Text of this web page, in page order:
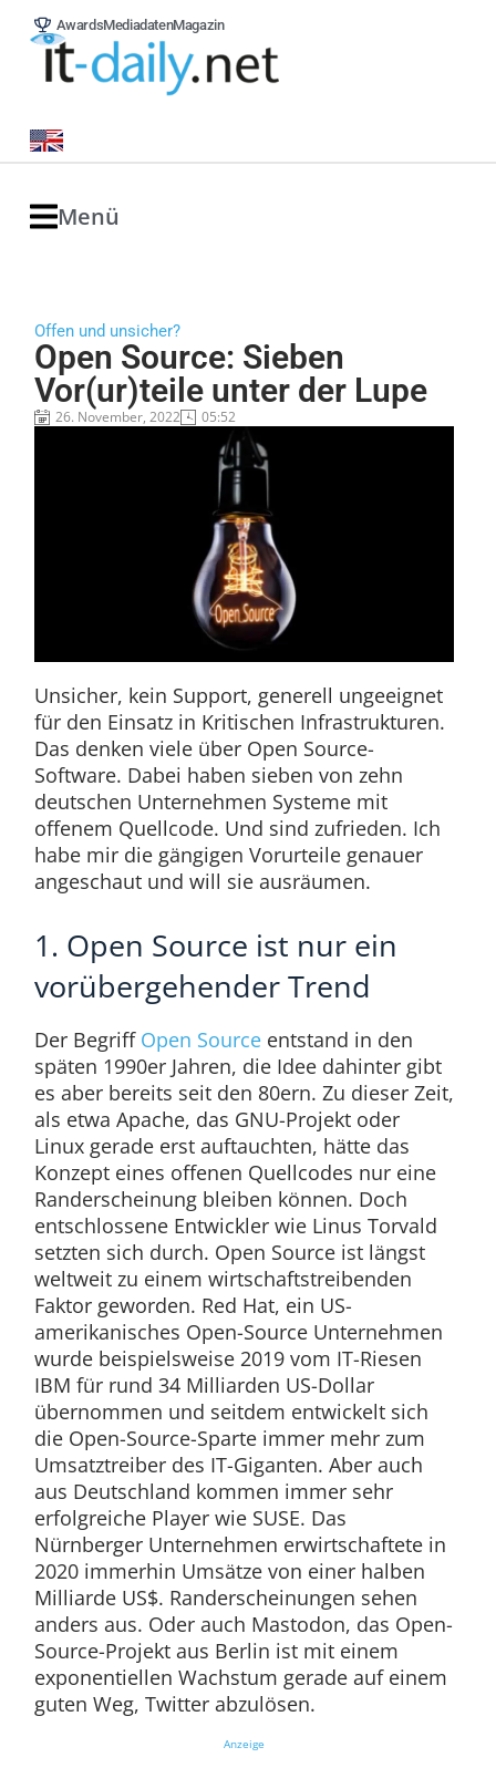
AwardsMediadatenMagazin
Menü
Offen und unsicher?
Open Source: Sieben
Vor(ur)teile unter der Lupe
26. November, 2022 05:52
Unsicher, kein Support, generell ungeeignet
für den Einsatz in Kritischen Infrastrukturen.
Das denken viele über Open Source-
Software. Dabei haben sieben von zehn
deutschen Unternehmen Systeme mit
offenem Quellcode. Und sind zufrieden. Ich
habe mir die gängigen Vorurteile genauer
angeschaut und will sie ausräumen.
1. Open Source ist nur ein
vorübergehender Trend
Der Begriff Open Sourceentstand in den
späten 1990er Jahren, die Idee dahinter gibt
es aber bereits seit den 80ern. Zu dieser Zeit,
als etwa Apache, das GNU-Projekt oder
Linux gerade erst auftauchten, hätte das
Konzept eines offenen Quellcodes nur eine
Randerscheinung bleiben können. Doch
entschlossene Entwickler wie Linus Torvald
setzten sich durch. Open Source ist längst
weltweit zu einem wirtschaftstreibenden
Faktor geworden. Red Hat, ein US-
amerikanisches Open-Source Unternehmen
wurde beispielsweise 2019 vom IT-Riesen
IBM für rund 34 Milliarden US-Dollar
übernommen und seitdem entwickelt sich
die Open-Source-Sparte immer mehr zum
Umsatztreiber des IT-Giganten. Aber auch
aus Deutschland kommen immer sehr
erfolgreiche Player wie SUSE. Das
Nürnberger Unternehmen erwirtschaftete in
2020 immerhin Umsätze von einer halben
Milliarde US$. Randerscheinungen sehen
anders aus. Oder auch Mastodon, das Open-
Source-Projekt aus Berlin ist mit einem
exponentiellen Wachstum gerade auf einem
guten Weg, Twitter abzulösen.
Anzeige